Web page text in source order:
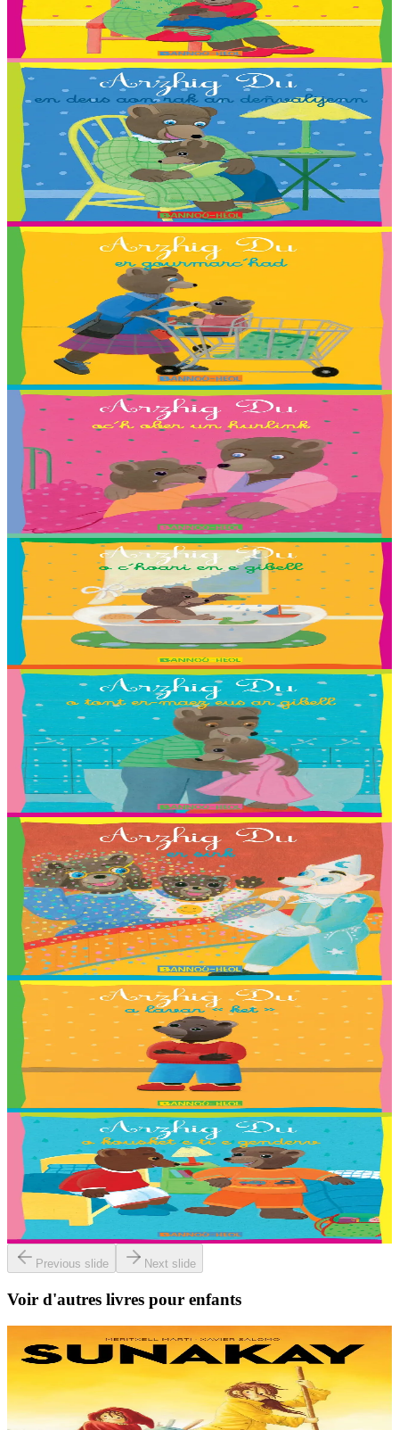
Traduction : Malo, Sara, Loane, Thomas ha Jakez-Erwan Mouton.
En stock2,03 €
2 ans et plus
Bannoù-heol
Petit Ours Brun a peur du noir
Traduction : Antoine, Axelle, Aziliz, Corentin, Flora, Gweltaz, Igor,
Jeanne, Leora, Lucia, Marthe, Maxence, Morgan, Morgane,
Morrigan, Neven, Riwall, Salomé,...
En stock2,03 €
2 ans et plus
Bannoù-heol
Petit Ours Brun au supermarché
Traduction : Adam, Angéline, Anna, Carla, Chloé, Cloé, Emma,
Enora, Erlé, Esteban, Ewen, Gwenole, Leïla, Maïna, Maïwenn,
Valentin, Youn, Yuna, Zaig et Nadège Monfort....
En stock2,03 €
2 ans et plus
Bannoù-heol
Petit Ours Brun fait un cauchemar
Traduction : Adélie, Antonin, Baptiste, Estelle, Gael, Lena, Rieulle,
Roxanne et Steven Ollivier.
En stock2,03 €
2 ans et plus
Bannoù-heol
Petit Ours Brun joue dans son bain
Traduction : Malo, Sara, Loane, Thomas ha Jakez-Erwan Mouton.
En stock
2 ans et plus
Bannoù-heol
Petit Ours Brun sort du bain
Traduction : Killian, Louliya, Maelle, Malo G., Malo M., Romaric,
Shana, Stevan et Nadège Monfort.
En stock2,03 €
2 ans et plus
Bannoù-heol
Petit Ours Brun au cirque
Traduction : Coline, Elouan, Elliot, Erynn, Ewen, Gaelig, Laurette,
Maiwenn, Marin, Mathis, Paul, Soig, Urbane, Youenn, Cécile
Guézennec et Tieri Seznec.
En stock2,03 €
2 ans et plus
Bannoù-heol
Petit Ours Brun dit non
Traduction : Malo, Sara, Loane, Thomas ha Jakez-Erwan Mouton.
En stock
2 ans et plus
Bannoù-heol
Petit Ours Brun dort chez son cousin
Traduction : Malo, Sara, Loane, Thomas ha Jakez-Erwan Mouton.
En stock
Previous slide Next slide
Voir d'autres livres pour enfants
TES
Sunakay
La mer est devenue une immense décharge dépourvue de vie sous-